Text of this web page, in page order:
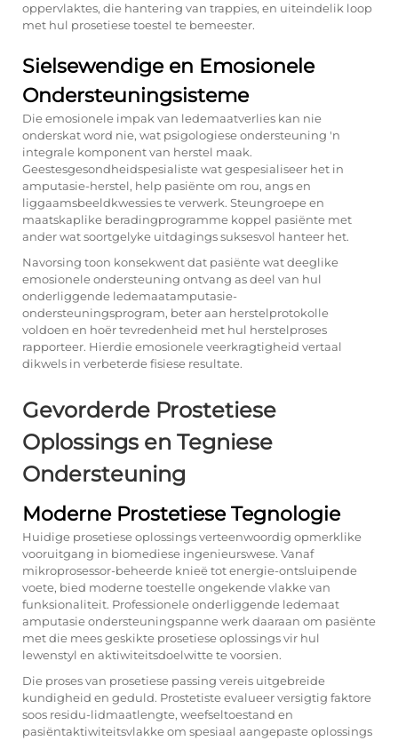
oppervlaktes, die hantering van trappies, en uiteindelik loop
met hul prosetiese toestel te bemeester.
Sielsewendige en Emosionele
Ondersteuningsisteme
Die emosionele impak van ledemaatverlies kan nie
onderskat word nie, wat psigologiese ondersteuning 'n
integrale komponent van herstel maak.
Geestesgesondheidspesialiste wat gespesialiseer het in
amputasie-herstel, help pasiënte om rou, angs en
liggaamsbeeldkwessies te verwerk. Steungroepe en
maatskaplike beradingprogramme koppel pasiënte met
ander wat soortgelyke uitdagings suksesvol hanteer het.
Navorsing toon konsekwent dat pasiënte wat deeglike
emosionele ondersteuning ontvang as deel van hul
onderliggende ledemaatamputasie-
ondersteuningsprogram, beter aan herstelprotokolle
voldoen en hoër tevredenheid met hul herstelproses
rapporteer. Hierdie emosionele veerkragtigheid vertaal
dikwels in verbeterde fisiese resultate.
Gevorderde Prostetiese
Oplossings en Tegniese
Ondersteuning
Moderne Prostetiese Tegnologie
Huidige prosetiese oplossings verteenwoordig opmerklike
vooruitgang in biomediese ingenieurswese. Vanaf
mikroprosessor-beheerde knieë tot energie-ontsluipende
voete, bied moderne toestelle ongekende vlakke van
funksionaliteit. Professionele onderliggende ledemaat
amputasie ondersteuningspanne werk daaraan om pasiënte
met die mees geskikte prosetiese oplossings vir hul
lewenstyl en aktiwiteitsdoelwitte te voorsien.
Die proses van prosetiese passing vereis uitgebreide
kundigheid en geduld. Prostetiste evalueer versigtig faktore
soos residu-lidmaatlengte, weefseltoestand en
pasiëntaktiwiteitsvlakke om spesiaal aangepaste oplossings